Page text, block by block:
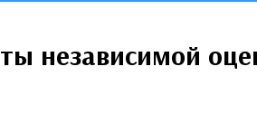
независимой